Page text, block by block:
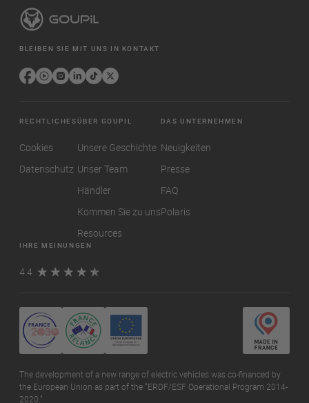
BLEIBEN SIE MIT UNS IN KONTAKT
RECHTLICHES
Cookies
Datenschutz
ÜBER GOUPIL
Unsere Geschichte
Unser Team
Händler
Kommen Sie zu uns
Resources
DAS UNTERNEHMEN
Neuigkeiten
Presse
FAQ
Polaris
IHRE MEINUNGEN
4.4
The development of a new range of electric vehicles was co-financed by
the European Union as part of the “ERDF/ESF Operational Program 2014-
2020.”